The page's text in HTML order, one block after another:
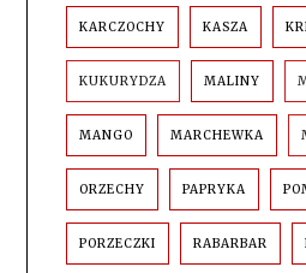
KARCZOCHY KASZA
KUKURYDZA MALINY
MANGO MARCHEWKA
ORZECHY PAPRYKA
PORZECZKI RABARBAR